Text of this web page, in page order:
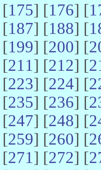
175] [176] [
187] [188] [
199] [200] [
211] [212] [
223] [224] [
235] [236] [
247] [248] [
259] [260] [
271] [272] [